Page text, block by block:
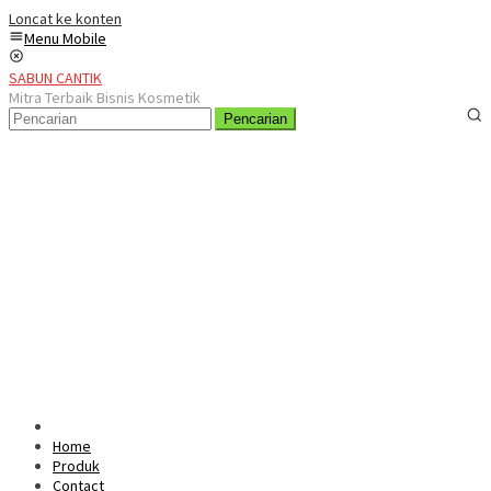
Loncat ke konten
Menu Mobile
SABUN CANTIK
Mitra Terbaik Bisnis Kosmetik
Pencarian
Home
Produk
Contact